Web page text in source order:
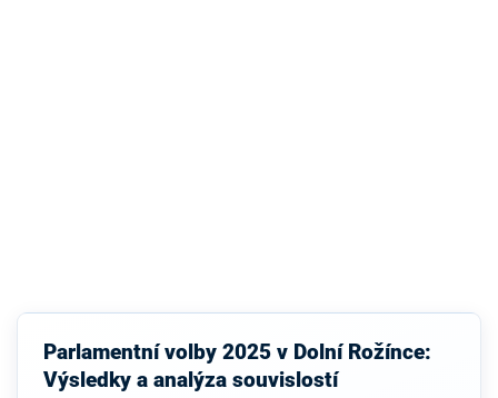
Parlamentní volby 2025 v Dolní Rožínce:
Výsledky a analýza souvislostí